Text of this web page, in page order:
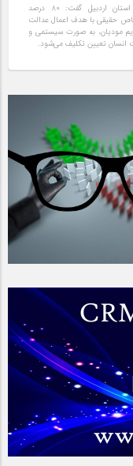
مدیرکل امور مالیاتی استان اردبیل گفت: ۸۰ درصد
حقیقی با هدف اعمال عدالت
مودیان، به صورت سیستمی و
انسان تعیین تکلیف می‌شود.